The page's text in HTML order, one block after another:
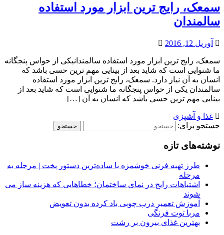
سمعک،‌‌ رایج ترین ابزار مورد استفاده
سالمندان
آوریل 12, 2016
سمعک،‌‌ رایج ترین ابزار مورد استفاده سالمندانیکی از حواس پنجگانه
ما شنوایی است که شاید بعد از بینایی مهم ترین حسی باشد که
انسان به آن نیاز دارد. سمعک،‌‌ رایج ترین ابزار مورد استفاده
سالمندان یکی از حواس پنجگانه ما شنوایی است که شاید بعد از
بینایی مهم ترین حسی باشد که انسان به آن […]
غذا و آشپزی
جستجو برای:
نوشته‌های تازه
طرز تهیه فرنی خوشمزه با ساده‌ترین دستور پخت | مرحله به
مرحله
اشتباهات رایج در نمای ساختمان؛ خطاهایی که هزینه ساز می
شوند
آموزش تعمیر درب چوبی باد کرده بدون تعویض
مربا توت فرنگی
بهترین غذای بیرون بر رشت